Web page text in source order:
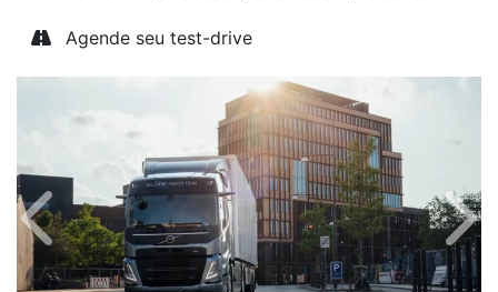
Agende seu test-drive
Anterior